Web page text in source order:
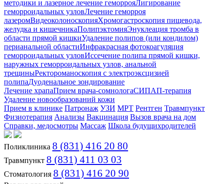
методики и лазерное лечение геморрояЛигирование
геморроидальных узловЛечение геморроя
лазеромВидеоколоноскопияХромогастроскопия пищевода,
желудка и кишечникаПолипэктомияЭнуклеация тромба в
области прямой кишкиУдаление полипов (или кондилом)
перианальной областиИнфракрасная фотокоагуляция
геморроидальных узловИссечение полипа прямой кишки,
наружных геморроидальных узлов, анальной
трещиныРектороманоскопия с электроэксцизией
полипаДуоденальное зондирование
Лечение храпаПрием врача-сомнологаСИПАП-терапия
Удаление новообразований кожи
Прием в клинике Патронаж УЗИ МРТ Рентген Травмпункт
Физиотерапия Анализы Вакцинация Вызов врача на дом
Справки, медосмотры Массаж Школа будущихродителей
Поликлиника 8 (831) 416 20 80
Травмпункт 8 (831) 411 03 03
Стоматология 8 (831) 416 20 90